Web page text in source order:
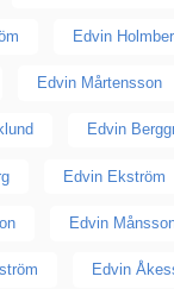
Edvin
Edvin Mårtensson
Edvin
Edvin Ekström
Edvin
Edvin